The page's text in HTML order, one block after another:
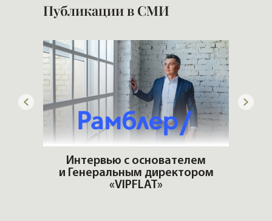
Публикации в СМИ
Интервью с основателем
и Генеральным директором
«VIPFLAT»